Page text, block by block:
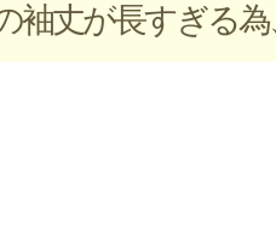
袖丈が長すぎる為